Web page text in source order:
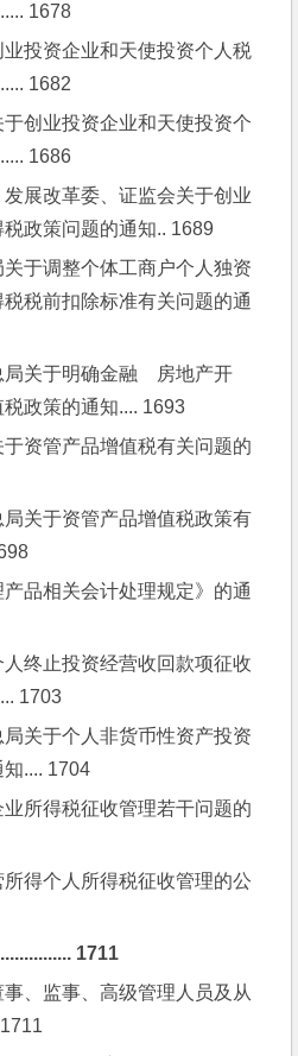
1678
投资企业和天使投资个人税
1682
创业投资企业和天使投资个
1686
展改革委、证监会关于创业
政策问题的通知.. 1689
于调整个体工商户个人独资
税前扣除标准有关问题的通
关于明确金融　房地产开
政策的通知.... 1693
资管产品增值税有关问题的
关于资管产品增值税政策有
品相关会计处理规定》的通
终止投资经营收回款项征收
1703
关于个人非货币性资产投资
.... 1704
所得税征收管理若干问题的
得个人所得税征收管理的公
1711
、监事、高级管理人员及从